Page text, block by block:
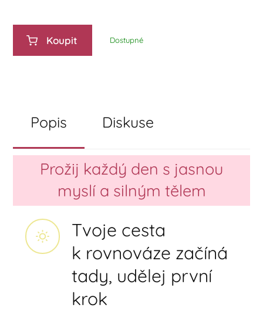
Koupit Dostupné
Popis Diskuse
Prožij každý den s jasnou
myslí a silným tělem
Tvoje cesta
k rovnováze začíná
tady, udělej první
krok